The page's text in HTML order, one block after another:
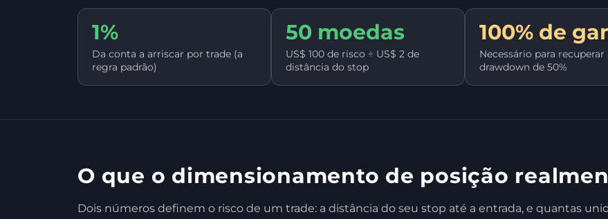
1%
Da conta a arriscar por trade (a
regra padrão)
50 moedas
US$ 100 de risco ÷ US$ 2 de
distância do stop
100% de
Necessário para recuperar
drawdown de 50%
O que o dimensionamento de posição
Dois números definem o risco de um trade: a distância do seu stop até a entrada, e quantas